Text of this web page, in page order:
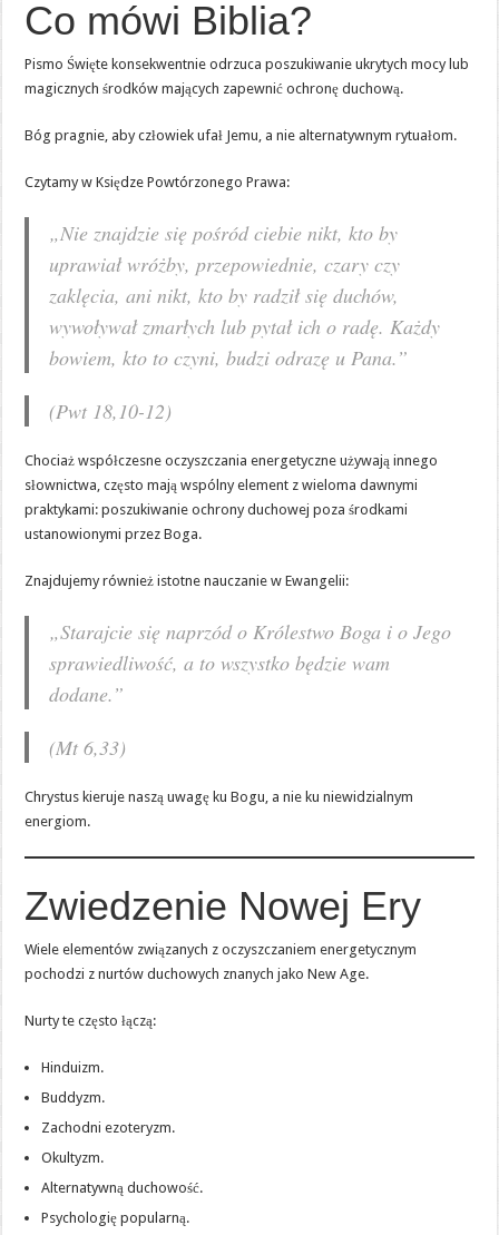
Co mówi Biblia?
Pismo Święte konsekwentnie odrzuca poszukiwanie ukrytych mocy lub
magicznych środków mających zapewnić ochronę duchową.
Bóg pragnie, aby człowiek ufał Jemu, a nie alternatywnym rytuałom.
Czytamy w Księdze Powtórzonego Prawa:
„Nie znajdzie się pośród ciebie nikt, kto by
uprawiał wróżby, przepowiednie, czary czy
zaklęcia, ani nikt, kto by radził się duchów,
wywoływał zmarłych lub pytał ich o radę. Każdy
bowiem, kto to czyni, budzi odrazę u Pana.”
(Pwt 18,10-12)
Chociaż współczesne oczyszczania energetyczne używają innego
słownictwa, często mają wspólny element z wieloma dawnymi
praktykami: poszukiwanie ochrony duchowej poza środkami
ustanowionymi przez Boga.
Znajdujemy również istotne nauczanie w Ewangelii:
„Starajcie się naprzód o Królestwo Boga i o Jego
sprawiedliwość, a to wszystko będzie wam
dodane.”
(Mt 6,33)
Chrystus kieruje naszą uwagę ku Bogu, a nie ku niewidzialnym
energiom.
Zwiedzenie Nowej Ery
Wiele elementów związanych z oczyszczaniem energetycznym
pochodzi z nurtów duchowych znanych jako New Age.
Nurty te często łączą:
Hinduizm.
Buddyzm.
Zachodni ezoteryzm.
Okultyzm.
Alternatywną duchowość.
Psychologię popularną.